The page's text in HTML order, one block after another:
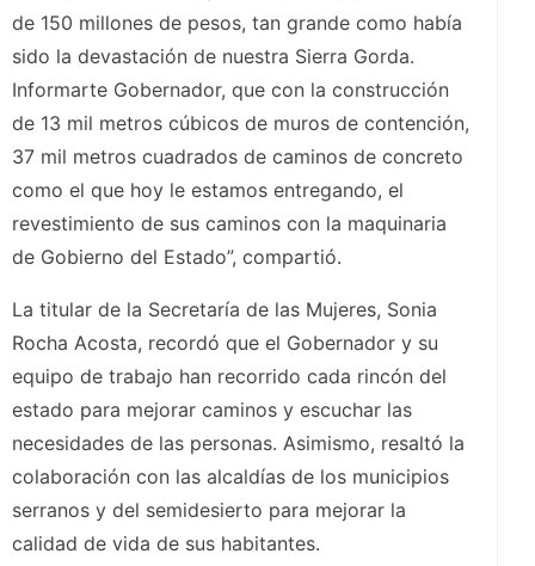
de 150 millones de pesos, tan grande como había
sido la devastación de nuestra Sierra Gorda.
Informarte Gobernador, que con la construcción
de 13 mil metros cúbicos de muros de contención,
37 mil metros cuadrados de caminos de concreto
como el que hoy le estamos entregando, el
revestimiento de sus caminos con la maquinaria
de Gobierno del Estado”, compartió.
La titular de la Secretaría de las Mujeres, Sonia
Rocha Acosta, recordó que el Gobernador y su
equipo de trabajo han recorrido cada rincón del
estado para mejorar caminos y escuchar las
necesidades de las personas. Asimismo, resaltó la
colaboración con las alcaldías de los municipios
serranos y del semidesierto para mejorar la
calidad de vida de sus habitantes.